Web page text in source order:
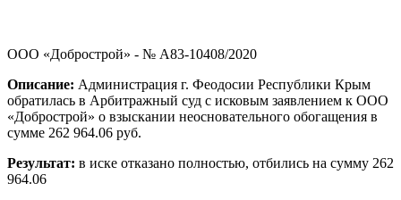
ООО «Добрострой» - № А83-10408/2020
Описание: Администрация г. Феодосии Республики Крым
обратилась в Арбитражный суд с исковым заявлением к ООО
«Добрострой» о взыскании неосновательного обогащения в
сумме 262 964.06 руб.
Результат: в иске отказано полностью, отбились на сумму 262
964.06